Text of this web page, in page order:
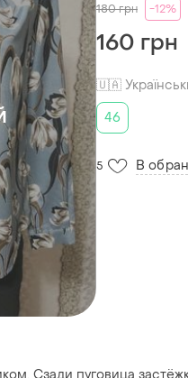
180грн -12%
160 грн
🇺🇦
46
5 В